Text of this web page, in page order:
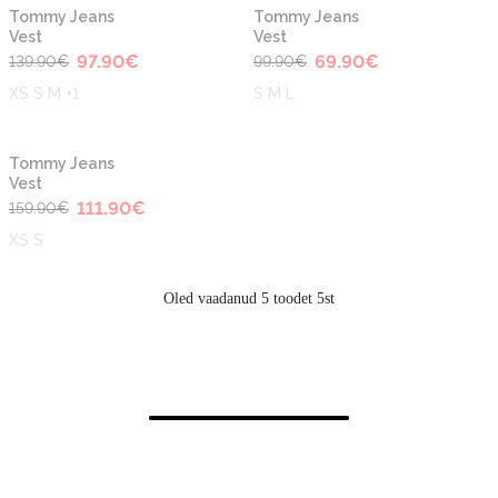
Tommy Jeans
Vest
139.90€ 97.90€
XS S M +1
Tommy Jeans
Vest
99.90€ 69.90€
S M L
Tommy Jeans
Vest
159.90€ 111.90€
XS S
Oled vaadanud 5 toodet 5st